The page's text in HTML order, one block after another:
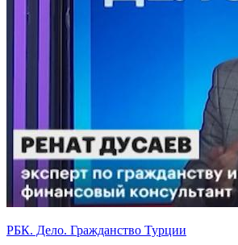
РБК. Дело. Гражданство Турции